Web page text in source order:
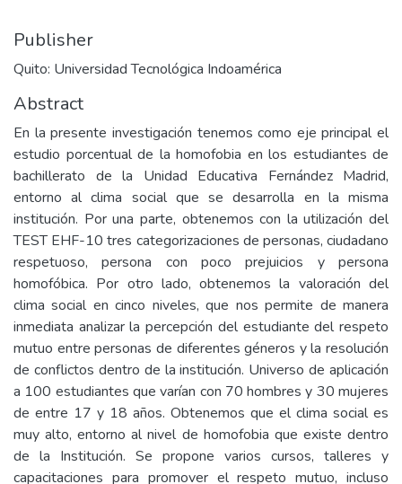
Publisher
Quito: Universidad Tecnológica Indoamérica
Abstract
En la presente investigación tenemos como eje principal el
estudio porcentual de la homofobia en los estudiantes de
bachillerato de la Unidad Educativa Fernández Madrid,
entorno al clima social que se desarrolla en la misma
institución. Por una parte, obtenemos con la utilización del
TEST EHF-10 tres categorizaciones de personas, ciudadano
respetuoso, persona con poco prejuicios y persona
homofóbica. Por otro lado, obtenemos la valoración del
clima social en cinco niveles, que nos permite de manera
inmediata analizar la percepción del estudiante del respeto
mutuo entre personas de diferentes géneros y la resolución
de conflictos dentro de la institución. Universo de aplicación
a 100 estudiantes que varían con 70 hombres y 30 mujeres
de entre 17 y 18 años. Obtenemos que el clima social es
muy alto, entorno al nivel de homofobia que existe dentro
de la Institución. Se propone varios cursos, talleres y
capacitaciones para promover el respeto mutuo, incluso